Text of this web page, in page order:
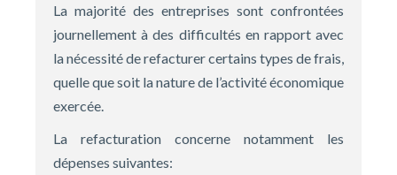
La majorité des entreprises sont confrontées
journellement à des difficultés en rapport avec
la nécessité de refacturer certains types de frais,
quelle que soit la nature de l’activité économique
exercée.
La refacturation concerne notamment les
dépenses suivantes: